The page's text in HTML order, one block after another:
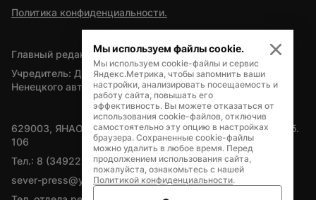
Политика конфиденциальности.
Главный редактор — А.Л. Поздеев
Учредитель: Департамент внутренней политики Ямало-
Ненецкого автономного округа
629003, ЯНАО, Салехард, мкр. Богдана Кнунянца, д.1, каб.
106
Тел.: 8 (34922) 71262
sever-press@yamal-media.ru
Мы используем файлы cookie.
Мы используем cookie-файлы и сервис
Яндекс.Метрика, чтобы запомнить ваши
настройки, анализировать посещаемость и
работу сайта, повышать его
эффективность. Вы можете отказаться от
использования cookie-файлов, отключив
самостоятельно эту опцию в настройках
браузера. Сохраненные cookie-файлы
можно удалить в любое время. Перед
продолжением использования сайта,
пожалуйста, ознакомьтесь с нашей
Политикой конфиденциальности.